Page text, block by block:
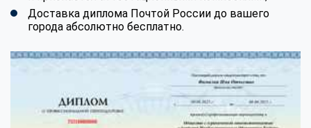
Доставка диплома Почтой России до вашего
города абсолютно бесплатно.